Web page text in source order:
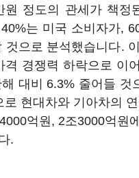
원 정도의 관세가 책정
는 미국 소비자가,
것으로 분석했습니다.
격 경쟁력 하락으로 이
대비 6.3% 줄어들 것
로 현대차와 기아차의
억원, 2조3000억원
.